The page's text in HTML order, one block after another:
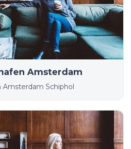
Amsterdam
Schiphol